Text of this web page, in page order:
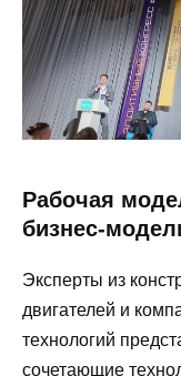
Рабочая
бизнес-
Эксперты из
двигателей и
технологий
сочетающие